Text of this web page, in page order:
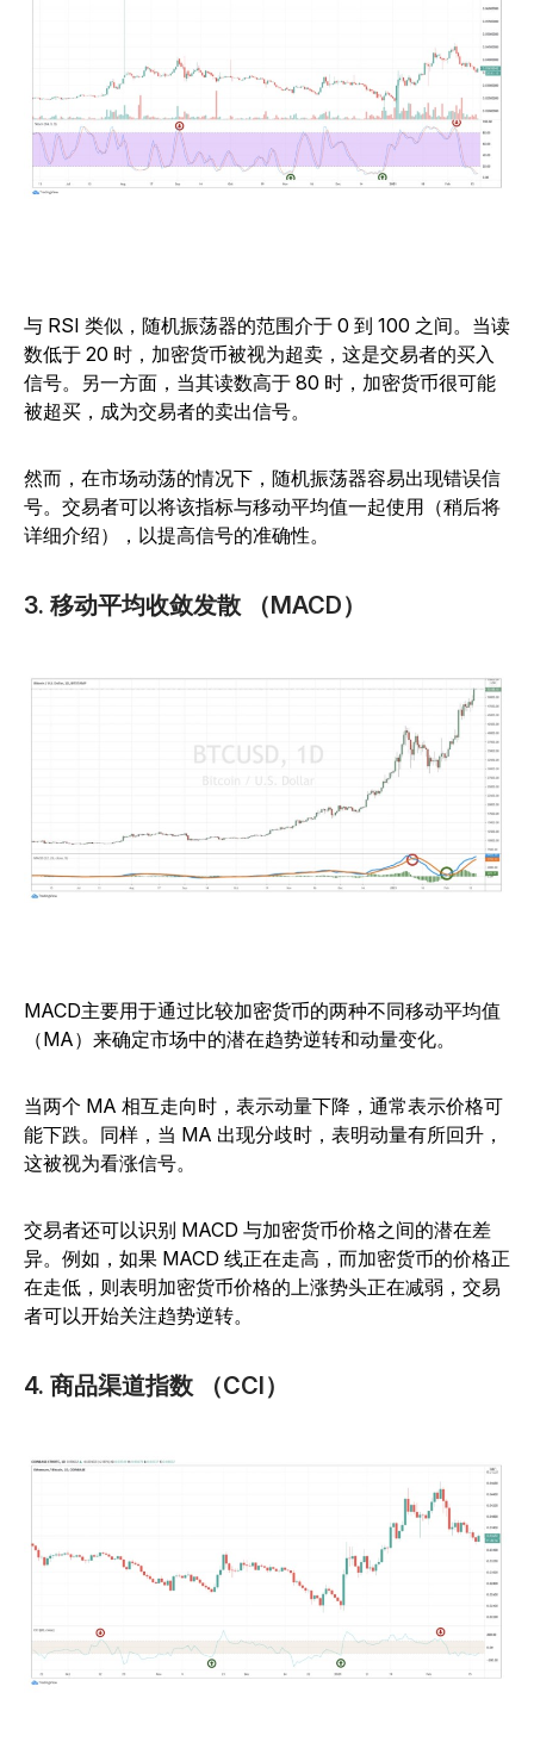
与 RSI 类似，随机振荡器的范围介于 0 到 100 之间。当读
数低于 20 时，加密货币被视为超卖，这是交易者的买入
信号。另一方面，当其读数高于 80 时，加密货币很可能
被超买，成为交易者的卖出信号。
然而，在市场动荡的情况下，随机振荡器容易出现错误信
号。交易者可以将该指标与移动平均值一起使用（稍后将
详细介绍），以提高信号的准确性。
3. 移动平均收敛发散 （MACD）
MACD主要用于通过比较加密货币的两种不同移动平均值
（MA）来确定市场中的潜在趋势逆转和动量变化。
当两个 MA 相互走向时，表示动量下降，通常表示价格可
能下跌。同样，当 MA 出现分歧时，表明动量有所回升，
这被视为看涨信号。
交易者还可以识别 MACD 与加密货币价格之间的潜在差
异。例如，如果 MACD 线正在走高，而加密货币的价格正
在走低，则表明加密货币价格的上涨势头正在减弱，交易
者可以开始关注趋势逆转。
4. 商品渠道指数 （CCI）